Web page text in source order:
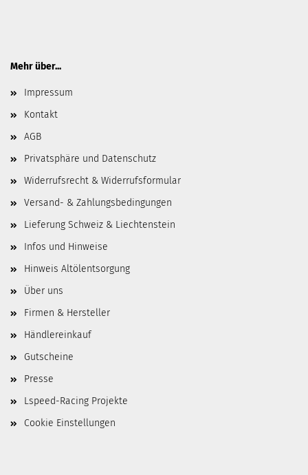
Mehr über...
Impressum
Kontakt
AGB
Privatsphäre und Datenschutz
Widerrufsrecht & Widerrufsformular
Versand- & Zahlungsbedingungen
Lieferung Schweiz & Liechtenstein
Infos und Hinweise
Hinweis Altölentsorgung
Über uns
Firmen & Hersteller
Händlereinkauf
Gutscheine
Presse
Lspeed-Racing Projekte
Cookie Einstellungen